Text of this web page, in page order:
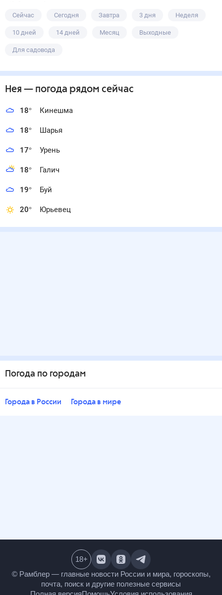
Сейчас Сегодня Завтра 3 дня Неделя
10 дней 14 дней Месяц Выходные
Для садовода
Нея — погода рядом сейчас
18° Кинешма
18° Шарья
17° Урень
18° Галич
19° Буй
20° Юрьевец
Погода по городам
Города в России Города в мире
© Рамблер — главные новости России и мира,
гороскопы, почта, поиск и другие полезные сервисы
18+